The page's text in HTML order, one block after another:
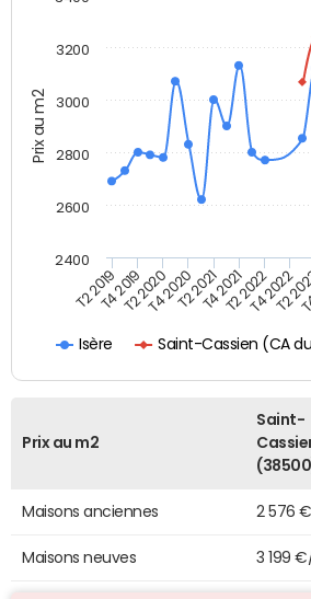
Prix au m2
Isère Saint-Cassien (CA
T2 2019T4 2019T2 2020T4 2020T2 2021T4 2021T2 2022T4 2022
T2
2400
2600
2800
3000
3200
Prix au m2
Saint-
Maisons anciennes 2 576
Maisons neuves 3 199